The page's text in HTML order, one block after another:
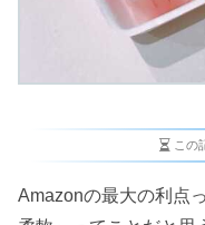
この
Amazonの最大の利点